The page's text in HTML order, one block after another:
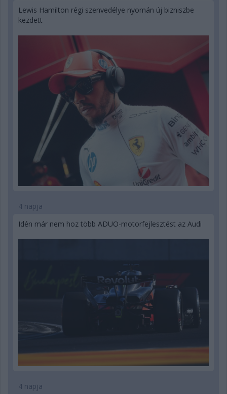
Lewis Hamilton régi szenvedélye nyomán új bizniszbe
kezdett
4 napja
Idén már nem hoz több ADUO-motorfejlesztést az Audi
4 napja